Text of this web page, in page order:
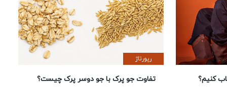
کنیم؟
رپورتاژ
تفاوت جو پرک با جو دوسر پرک چیست؟